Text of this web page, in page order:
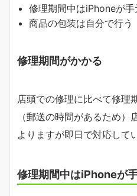
修理期間中はiPhoneが
商品の包装は自分で行う
修理期間がかかる
店頭での修理に比べて修理
（郵送の時間があるため
よりますが即日で対応して
修理期間中はiPhoneが